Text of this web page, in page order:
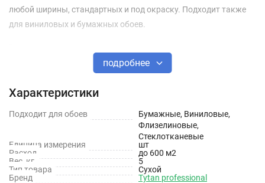
любой ширины, стандартных и под окраску. Подходит также
для виниловых и бумажных обоев.
Наносится прямо на стену.
Преимущества
Высокая сила склеивания, влагостойкость
Идеальное скольжение обоев – клей со структурой геля
Содержит розовый индикатор – облегчает нанесение,
исчезает после высыхания
Не образует комков
Не оставляет пятен
подробнее
Характеристики
Подходит для обоев
Бумажные, Виниловые,
Флизелиновые,
Стеклотканевые
Единица измерения
шт
Расход
до 600 м2
Вес, кг
5
Тип товара
Сухой
Бренд
Tytan professional